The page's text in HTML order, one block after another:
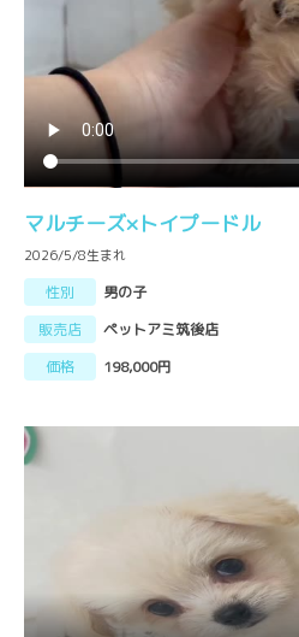
マルチーズ×トイプードル
2026/5/8生まれ
性別
男の子
販売店
ペットアミ筑後店
価格
198,000円